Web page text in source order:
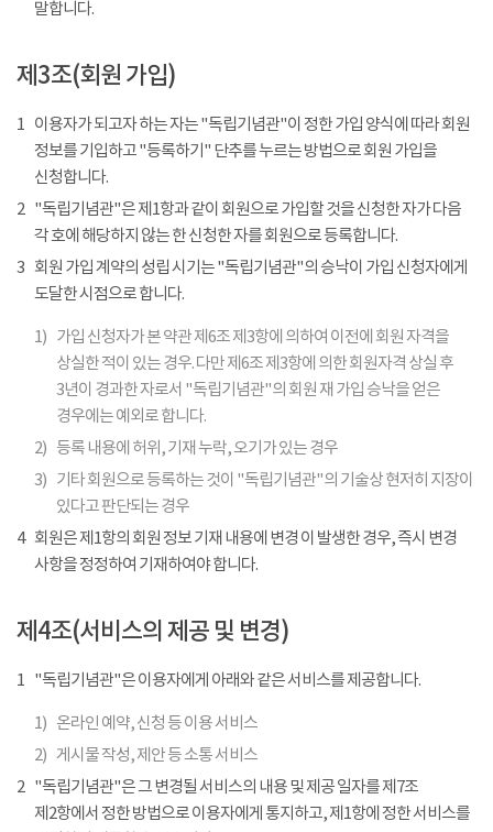
말합니다.
제3조(회원 가입)
1 이용자가 되고자 하는 자는 "독립기념관"이 정한 가입 양식에 따라 회원
정보를 기입하고 "등록하기" 단추를 누르는 방법으로 회원 가입을
신청합니다.
2 "독립기념관"은 제1항과 같이 회원으로 가입할 것을 신청한 자가 다음
각 호에 해당하지 않는 한 신청한 자를 회원으로 등록합니다.
3 회원 가입 계약의 성립 시기는 "독립기념관"의 승낙이 가입 신청자에게
도달한 시점으로 합니다.
1) 가입 신청자가 본 약관 제6조 제3항에 의하여 이전에 회원 자격을
상실한 적이 있는 경우. 다만 제6조 제3항에 의한 회원자격 상실 후
3년이 경과한 자로서 "독립기념관"의 회원 재 가입 승낙을 얻은
경우에는 예외로 합니다.
2) 등록 내용에 허위, 기재 누락, 오기가 있는 경우
3) 기타 회원으로 등록하는 것이 "독립기념관"의 기술상 현저히 지장이
있다고 판단되는 경우
4
회원은 제1항의 회원 정보 기재 내용에 변경 이 발생한 경우, 즉시 변경
사항을 정정하여 기재하여야 합니다.
제4조(서비스의 제공 및 변경)
1 "독립기념관"은 이용자에게 아래와 같은 서비스를 제공합니다.
1) 온라인 예약, 신청 등 이용 서비스
2) 게시물 작성, 제안 등 소통 서비스
2 "독립기념관"은 그 변경될 서비스의 내용 및 제공 일자를 제7조
제2항에서 정한 방법으로 이용자에게 통지하고, 제1항에 정한 서비스를